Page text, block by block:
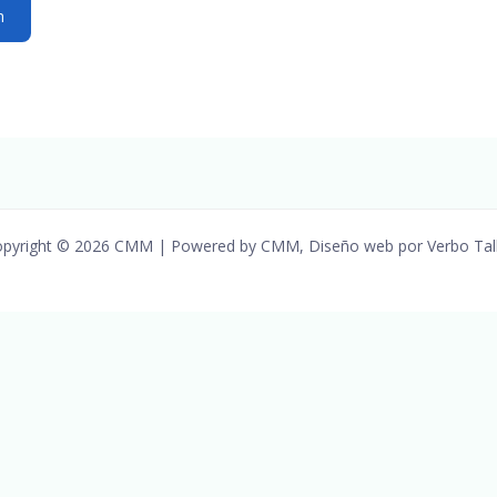
© 2026 CMM | Powered by CMM, Diseño web por Verbo